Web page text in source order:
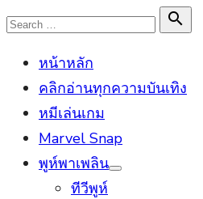
Skip
content
Search

Search
หน้าหลัก
คลิกอ่านทุกความบันเทิง
หมีเล่นเกม
Marvel Snap
พูห์พาเพลิน
Show
ทีวีพูห์